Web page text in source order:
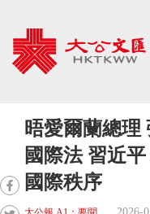
晤愛爾蘭總理
國際法 習近
國際秩序